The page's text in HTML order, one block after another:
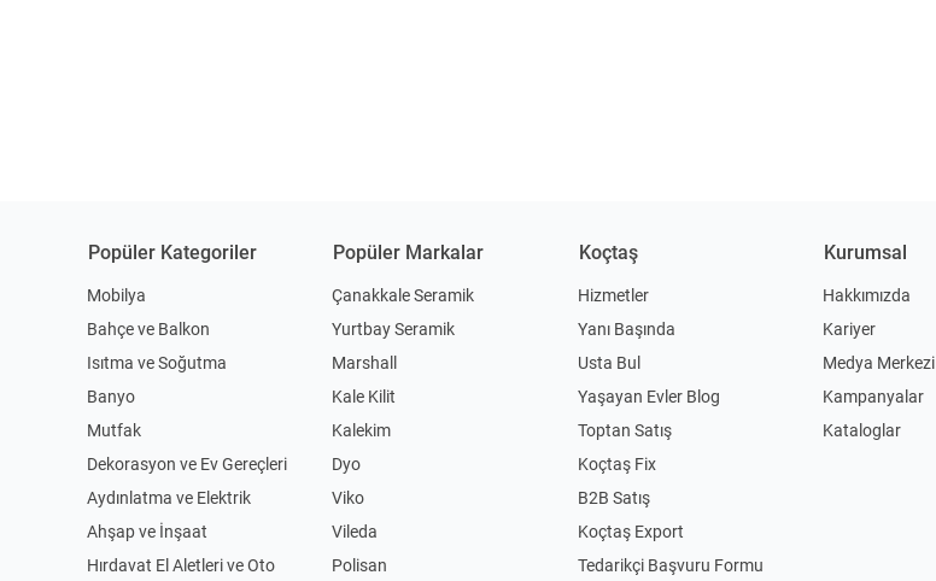
Popüler Kategoriler
Mobilya
Bahçe ve Balkon
Isıtma ve Soğutma
Banyo
Mutfak
Dekorasyon ve Ev Gereçleri
Aydınlatma ve Elektrik
Ahşap ve İnşaat
Hırdavat El Aletleri ve Oto
Popüler Markalar
Çanakkale Seramik
Yurtbay Seramik
Marshall
Kale Kilit
Kalekim
Dyo
Viko
Vileda
Polisan
Koçtaş
Hizmetler
Yanı Başında
Usta Bul
Yaşayan Evler Blog
Toptan Satış
Koçtaş Fix
B2B Satış
Koçtaş Export
Tedarikçi Başvuru Formu
Kurumsal
Hakkımızda
Kariyer
Medya Merkezi
Kampanyalar
Kataloglar